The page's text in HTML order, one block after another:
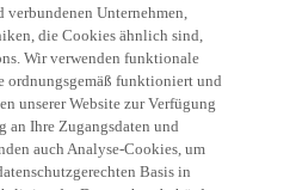
verbundenen Unternehmen,
die Cookies ähnlich sind,
Wir verwenden funktionale
ordnungsgemäß funktioniert und
unserer Website zur Verfügung
an Ihre Zugangsdaten und
auch Analyse-Cookies, um
Basis in